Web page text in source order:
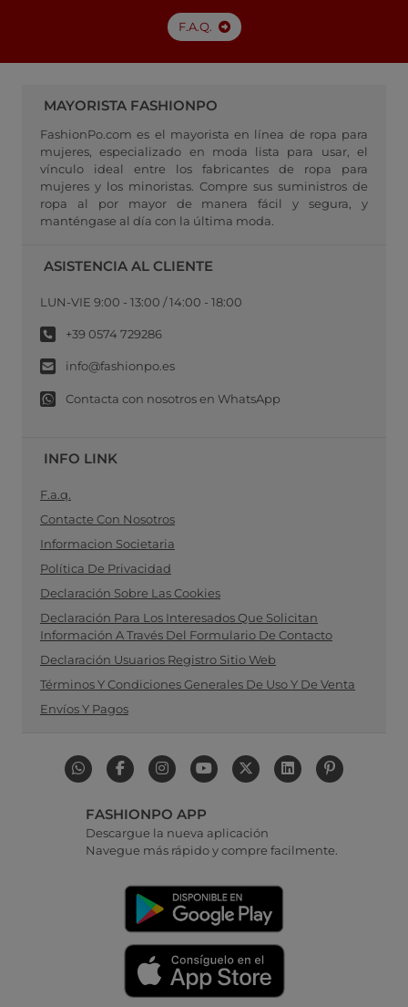
F.A.Q.
MAYORISTA FASHIONPO
FashionPo.com es el mayorista en línea de ropa para
mujeres, especializado en moda lista para usar, el
vínculo ideal entre los fabricantes de ropa para
mujeres y los minoristas. Compre sus suministros de
ropa al por mayor de manera fácil y segura, y
manténgase al día con la última moda.
ASISTENCIA AL CLIENTE
LUN-VIE 9:00 - 13:00 / 14:00 - 18:00
+39 0574 729286
info@fashionpo.es
Contacta con nosotros en WhatsApp
INFO LINK
F.a.q.
Contacte Con Nosotros
Informacion Societaria
Política De Privacidad
Declaración Sobre Las Cookies
Declaración Para Los Interesados Que Solicitan
Información A Través Del Formulario De Contacto
Declaración Usuarios Registro Sitio Web
Términos Y Condiciones Generales De Uso Y De Venta
Envíos Y Pagos
FASHIONPO APP
Descargue la nueva aplicación
Navegue más rápido y compre facilmente.